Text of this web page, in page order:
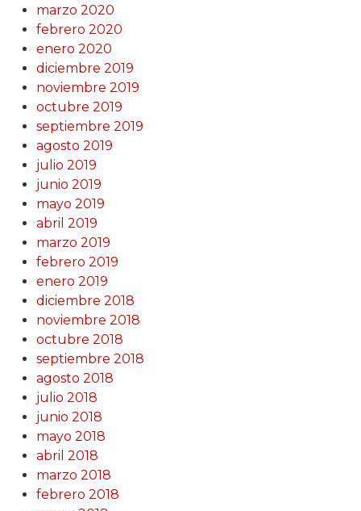
marzo 2020
febrero 2020
enero 2020
diciembre 2019
noviembre 2019
octubre 2019
septiembre 2019
agosto 2019
julio 2019
junio 2019
mayo 2019
abril 2019
marzo 2019
febrero 2019
enero 2019
diciembre 2018
noviembre 2018
octubre 2018
septiembre 2018
agosto 2018
julio 2018
junio 2018
mayo 2018
abril 2018
marzo 2018
febrero 2018